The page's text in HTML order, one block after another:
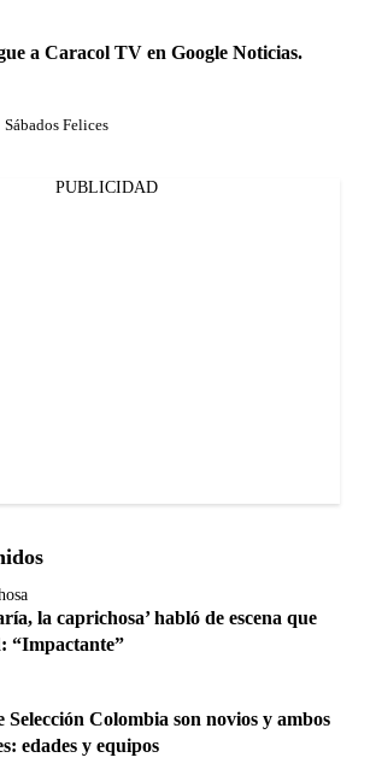
a Caracol TV en Google Noticias.
Sábados Felices
PUBLICIDAD
la caprichosa’ habló de escena que
“Impactante”
Selección Colombia son novios y ambos
edades y equipos